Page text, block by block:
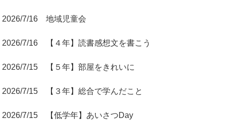
2026/7/16 地域児童会
2026/7/16 【４年】読書感想文を書こう
2026/7/15 【５年】部屋をきれいに
2026/7/15 【３年】総合で学んだこと
2026/7/15 【低学年】あいさつDay